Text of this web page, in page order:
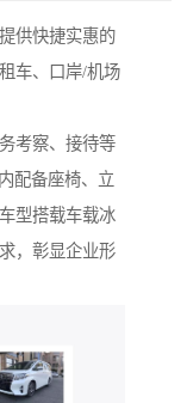
供快捷实惠的
车、口岸/机场
考察、接待等
配备座椅、立
型搭载车载冰
，彰显企业形